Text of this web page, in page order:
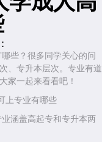
些？很多同学关心的问
、 专升本层次。专业有道
家一起来看看吧！
涵盖高起专和专升本两